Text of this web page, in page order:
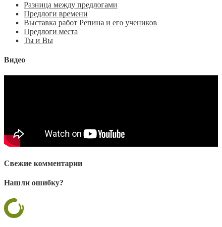
Разница между предлогами
Предлоги времени
Выставка работ Репина и его учеников
Предлоги места
Ты и Вы
Видео
Свежие комментарии
Нашли ошибку?